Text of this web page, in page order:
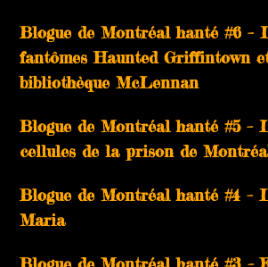
Blogue de Montréal hanté #6 –
fantômes Haunted Griffintown
bibliothèque McLennan
Blogue de Montréal hanté #5 –
cellules de la prison de
Blogue de Montréal hanté #4 –
Maria